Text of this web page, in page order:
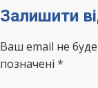
Залишити
Ваш email не
позначені *